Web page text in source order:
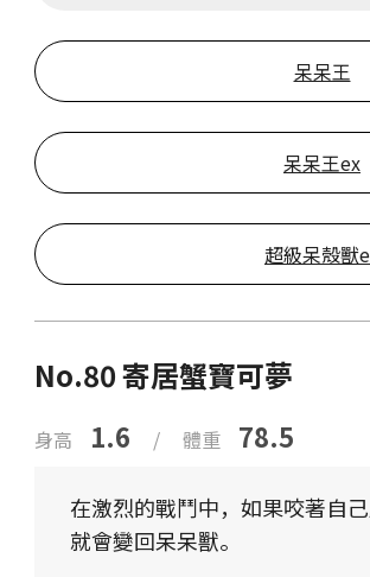
呆呆王
呆呆王ex
超級呆殼獸
No.80 寄居蟹寶可夢
身高 1.6 / 體重 78.5
在激烈的戰鬥中，如果咬著自己
就會變回呆呆獸。